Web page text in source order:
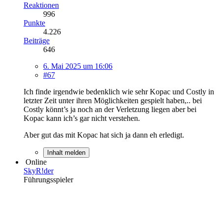
Reaktionen
996
Punkte
4.226
Beiträge
646
6. Mai 2025 um 16:06
#67
Ich finde irgendwie bedenklich wie sehr Kopac und Costly in
letzter Zeit unter ihren Möglichkeiten gespielt haben,.. bei
Costly könnt’s ja noch an der Verletzung liegen aber bei
Kopac kann ich’s gar nicht verstehen.
Aber gut das mit Kopac hat sich ja dann eh erledigt.
Inhalt melden
Online
SkyR!der
Führungsspieler